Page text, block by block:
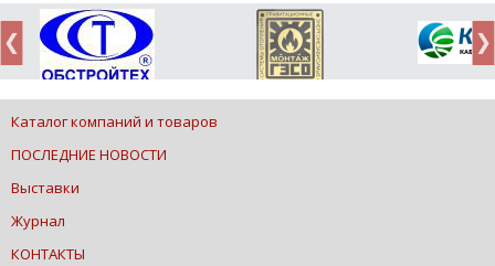
Каталог компаний и товаров
ПОСЛЕДНИЕ НОВОСТИ
Выставки
Журнал
КОНТАКТЫ